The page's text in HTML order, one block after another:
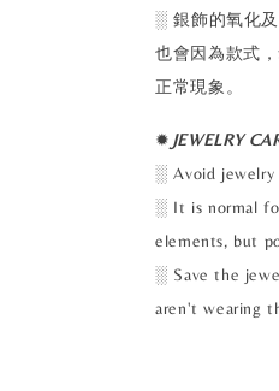
░ 銀飾的氧化
也會因為款式
正常現象。
✹ JEWELRY
░ Avoid jewelry
░ It is normal
elements, but
░ Save the
aren't wearing